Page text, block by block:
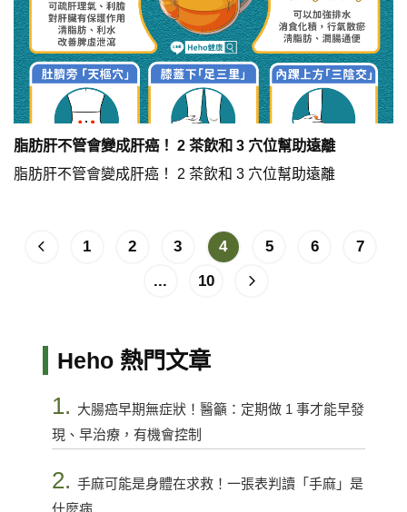
脂肪肝不管會變成肝癌！ 2 茶飲和 3 穴位幫助遠離
脂肪肝不管會變成肝癌！ 2 茶飲和 3 穴位幫助遠離
1 2 3 4 5 6
7
...
10
Heho 熱門文章
1. 大腸癌早期無症狀！醫籲：定期做 1 事才能早發
現、早治療，有機會控制
2. 手麻可能是身體在求救！一張表判讀「手麻」是